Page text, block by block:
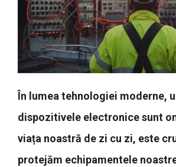
În lumea tehnologiei moderne,
dispozitivele electronice sunt
viața noastră de zi cu zi, este
protejăm echipamentele